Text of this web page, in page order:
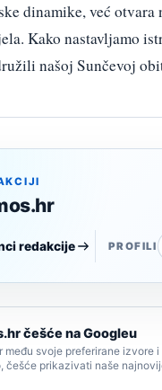
dinamike, već
Kako nastavljamo
našoj Sunčevoj
redakcije PROFILI
češće na Googleu
među svoje preferirane izvore
češće prikazivati naše